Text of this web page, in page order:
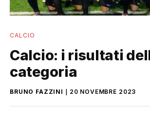
CALCIO
Calcio: i risultati
categoria
BRUNO FAZZINI 20 NOVEMBRE 2023